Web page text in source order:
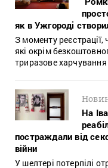
як в Ужгороді
З моменту
які окрім
триразове харчування
На
постраждали від
війни
У шелтері потерпілі